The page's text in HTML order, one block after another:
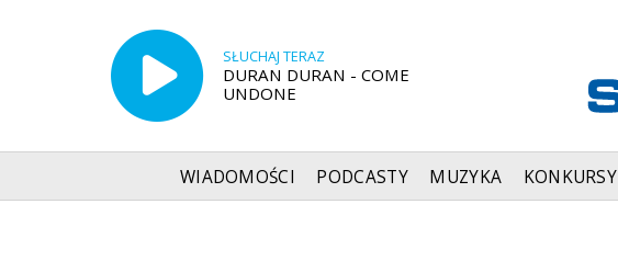
SŁUCHAJ TERAZ
DURAN DURAN - COME
UNDONE
WIADOMOŚCI PODCASTY MUZYKA KONKURSY